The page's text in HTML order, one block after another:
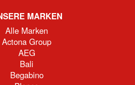
MARKEN
Alle Marken
Actona Group
AEG
Bali
Begabino